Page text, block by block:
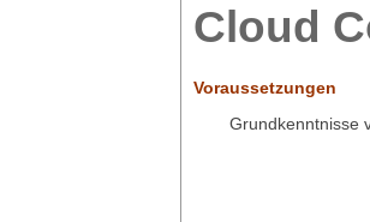
Cloud
Voraussetzungen
Grundkenntnisse